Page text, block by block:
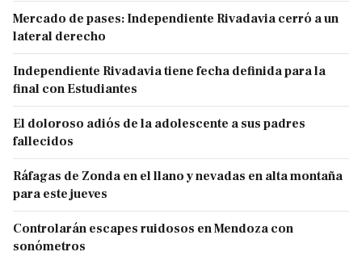
Mercado de pases: Independiente Rivadavia cerró a un
lateral derecho
Independiente Rivadavia tiene fecha definida para la
final con Estudiantes
El doloroso adiós de la adolescente a sus padres
fallecidos
Ráfagas de Zonda en el llano y nevadas en alta montaña
para este jueves
Controlarán escapes ruidosos en Mendoza con
sonómetros